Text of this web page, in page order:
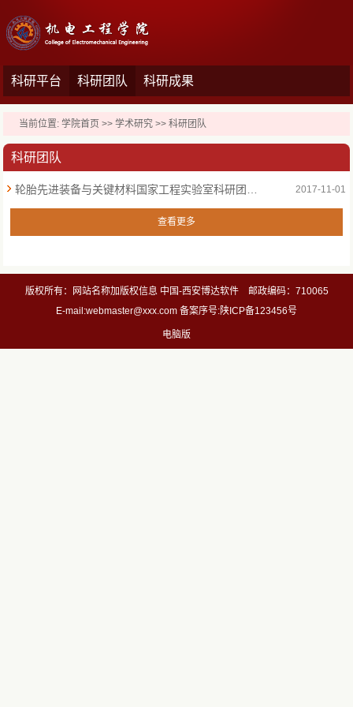
科研平台 科研团队 科研成果
当前位置:学院首页 >>学术研究 >>科研团队
科研团队
2017-11-01
查看更多
版权所有：网站名称加版权信息 中国-西安博达软件 邮政编码：710065
E-mail:webmaster@xxx.com 备案序号:陕ICP备123456号
电脑版